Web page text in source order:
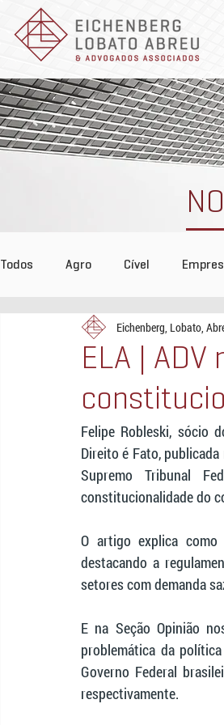
Todos Agro Cível
Tributário COVID-19
ELA |
Eichenberg, Lobato,
Felipe Robleski, sócio
Direito é Fato,
Supremo Tribunal
constitucionalidade do
O artigo explica como
destacando a
setores com demanda
E na Seção Opinião
problemática da
Governo Federal
respectivamente.